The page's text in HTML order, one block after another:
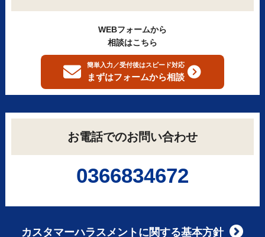
WEBフォームから
相談はこちら
簡単入力／受付後はスピード対応
まずはフォームから相談
お電話でのお問い合わせ
0366834672
カスタマーハラスメントに関する基本方針